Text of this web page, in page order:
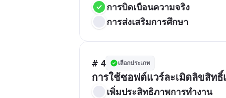
การบิดเบือนความจริง
การส่งเสริมการศึกษา
# 4 เลือกประเภท
การใช้ซอฟต์แวร์ละเมิดลิขสิทธิ์
เพิ่มประสิทธิภาพการทำงาน